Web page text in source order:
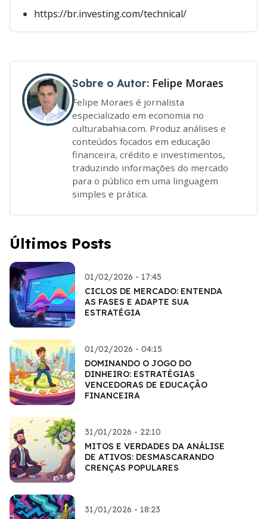
https://br.investing.com/technical/
Sobre o Autor: Felipe Moraes
Felipe Moraes é jornalista
especializado em economia no
culturabahia.com. Produz análises e
conteúdos focados em educação
financeira, crédito e investimentos,
traduzindo informações do mercado
para o público em uma linguagem
simples e prática.
Últimos Posts
01/02/2026 - 17:45
CICLOS DE MERCADO: ENTENDA
AS FASES E ADAPTE SUA
ESTRATÉGIA
01/02/2026 - 04:15
DOMINANDO O JOGO DO
DINHEIRO: ESTRATÉGIAS
VENCEDORAS DE EDUCAÇÃO
FINANCEIRA
31/01/2026 - 22:10
MITOS E VERDADES DA ANÁLISE
DE ATIVOS: DESMASCARANDO
CRENÇAS POPULARES
31/01/2026 - 18:23